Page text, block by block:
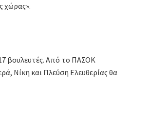
χώρας».
βουλευτές. Από το ΠΑΣΟΚ
Νίκη και Πλεύση Ελευθερίας θα